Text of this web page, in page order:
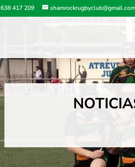
638 417 209 shamrockrugbyclub@gmail.com